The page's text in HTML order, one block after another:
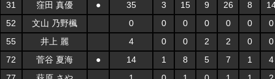
31
窪田 真優 ● 35 3 15 9 26 8
52
文山 乃野楓 0 0 0 0 0 0
0
55
井上 麗 4 0 0 2 2 0
0
72
菅谷 夏海 ● 14 1 8 5 7 1
4